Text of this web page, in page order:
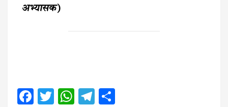
अभ्यासक)
Facebook
Twitter
WhatsApp
Telegram